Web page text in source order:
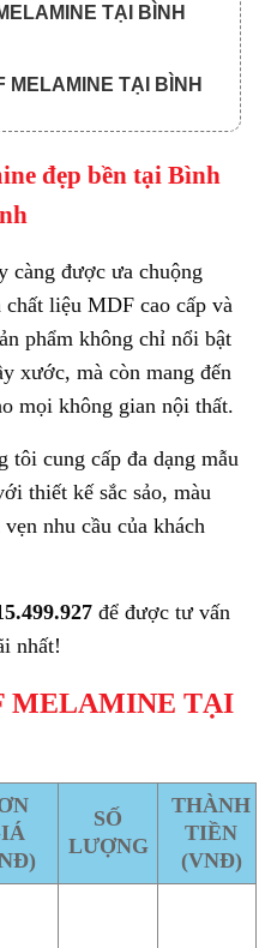
TẠI BÌNH
MELAMINE TẠI BÌNH
làm 3 đợt:
đẹp bền tại Bình
càng được ưa chuộng
liệu MDF cao cấp và
phẩm không chỉ nổi bật
xước, mà còn mang đến
mọi không gian nội thất.
tôi cung cấp đa dạng mẫu
thiết kế sắc sảo, màu
nhu cầu của khách
để được tư vấn
nhất!
MELAMINE TẠI
SỐ
LƯỢNG
THÀNH
TIỀN
(VNĐ)